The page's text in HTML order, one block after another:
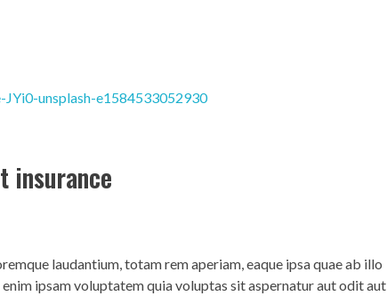
insurance
laudantium, totam rem aperiam, eaque ipsa quae ab illo
ipsam voluptatem quia voluptas sit aspernatur aut odit aut